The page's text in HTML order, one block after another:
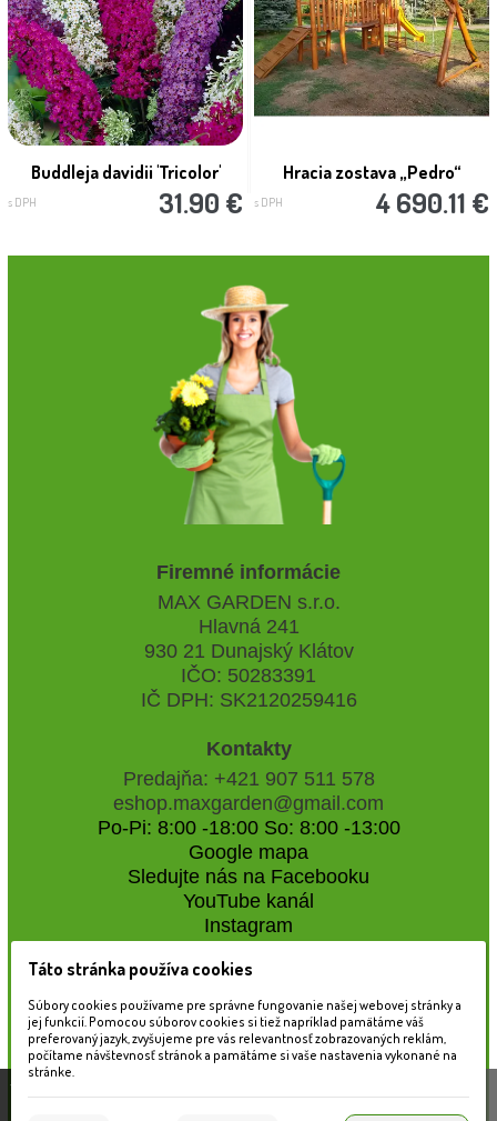
Buddleja davidii 'Tricolor'
s DPH 31.90 €
Hracia zostava „Pedro“
s DPH 4 690.11 €
Firemné informácie
MAX GARDEN s.r.o.
Hlavná 241
930 21 Dunajský Klátov
IČO: 50283391
IČ DPH: SK2120259416
Kontakty
Predajňa: +421 907 511 578
eshop.maxgarden@gmail.com
Po-Pi: 8:00 -18:00 So: 8:00 -13:00
Google mapa
Sledujte nás na Facebooku
YouTube kanál
Instagram
Naše záhradné centrum
Táto stránka používa súbory cookies, ktoré nám
pomáhajú poskytovať služby. Používaním našich
Táto stránka používa cookies
Súbory cookies používame pre správne fungovanie našej webovej stránky a
jej funkcií. Pomocou súborov cookies si tiež napríklad pamätáme váš
preferovaný jazyk, zvyšujeme pre vás relevantnosť zobrazovaných reklám,
počítame návštevnosť stránok a pamätáme si vaše nastavenia vykonané na
stránke.